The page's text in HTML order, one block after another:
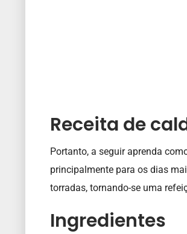
Receita de
Portanto, a seguir aprenda
principalmente para os dias
torradas, tornando-se uma
Ingredientes